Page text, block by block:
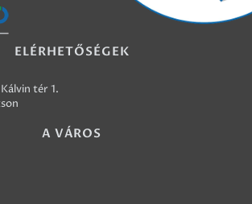
ELÉRHETŐSÉGEK
tér 1.
A VÁROS